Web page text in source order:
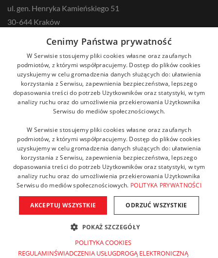
ul. gen. Henryka Kamieńskiego 51
30-644 Kraków
kontakt@zikodlazdrowia.org
DOWIEDZ SIĘ WIĘCEJ!
Copyright © 2021 Fundacja ZIKO dla zdrowia. Wszelkie prawa
zastrzeżone. Powered by AMGS.
Cenimy Państwa prywatność
W Serwisie stosujemy pliki cookies własne oraz zaufanych
podmiotów, z którymi współpracujemy. Dostęp do plików cookies
uzyskujemy w celu gromadzenia danych służących do: ułatwienia
korzystania z Serwisu, zapewnienia bezpieczeństwa, lepszego
dopasowania treści do potrzeb Użytkowników oraz statystyki, w tym
analizy ruchu oraz do umożliwienia przekierowania Użytkownika
Serwisu do mediów społecznościowych.
W Serwisie stosujemy pliki cookies własne oraz zaufanych
podmiotów, z którymi współpracujemy. Dostęp do plików cookies
uzyskujemy w celu gromadzenia danych służących do: ułatwienia
korzystania z Serwisu, zapewnienia bezpieczeństwa, lepszego
dopasowania treści do potrzeb Użytkowników oraz statystyki, w tym
analizy ruchu oraz do umożliwienia przekierowania Użytkownika
Serwisu do mediów społecznościowych. POLITYKA PRYWATNOŚCI
AKCEPTUJ WSZYSTKIE ODRZUĆ WSZYSTKIE
POKAŻ SZCZEGÓŁY
POLITYKA COOKIES
REGULAMINŚWIADCZENIA USŁUGDROGĄ ELEKTRONICZNĄ